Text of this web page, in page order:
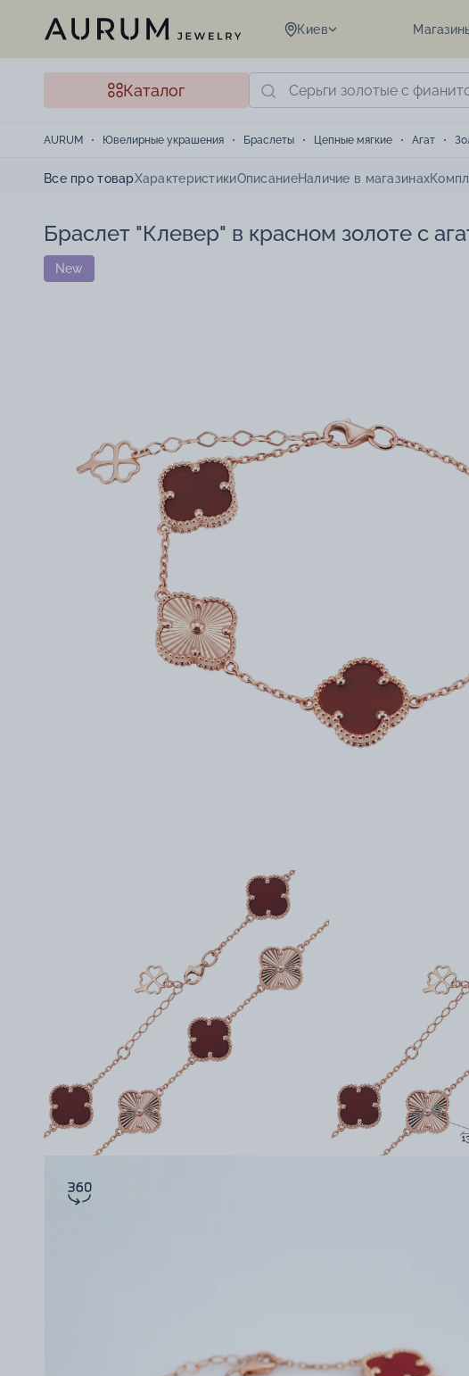
Киев
Каталог
AURUM Ювелирные украшения Браслеты Цепные мягкие Агат
Все про товарХарактеристикиОписаниеНаличие в магазинах
Браслет "Клевер" в красном золоте с
New